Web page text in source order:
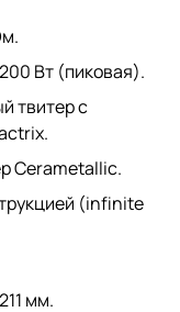
Вт (пиковая).
твитер с
Cerametallic.
(infinite
мм.